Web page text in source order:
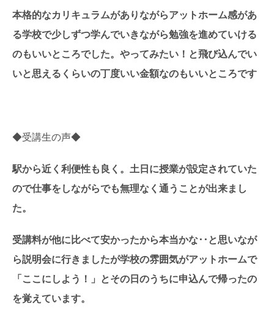
本格的なカリキュラムがありながらアットホーム感があ
る学校で少しずつ学んでいきながら勉強を進めていける
のもいいところでした。やってみたい！と飛び込んでい
いと思えるくらいの丁度いい金額なのもいいところです
◆受講生の声◆
駅から近く利便性も良く。土日に授業が設定されていた
ので仕事をしながらでも無理なく通うことが出来まし
た。
受講料が他に比べて安かったから本当かな･･と思いなが
ら説明会に行きましたが学校の雰囲気がアットホームで
「ここにしよう！」とその日のうちに申込んで帰ったの
を覚えています。